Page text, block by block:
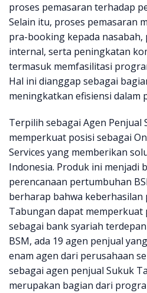
proses pemasaran terhadap
Selain itu, proses pemasaran
pra-booking kepada
internal, serta peningkatan
termasuk memfasilitasi
Hal ini dianggap sebagai
meningkatkan efisiensi dalam
Terpilih sebagai Agen Penjual
memperkuat posisi sebagai
Services yang memberikan
Indonesia. Produk ini menjadi
perencanaan pertumbuhan
berharap bahwa keberhasilan
Tabungan dapat memperkuat
sebagai bank syariah
BSM, ada 19 agen penjual
enam agen dari perusahaan
sebagai agen penjual Sukuk
merupakan bagian dari